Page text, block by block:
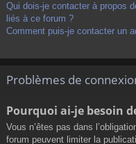
Qui dois-je contacter à propos
liés à ce forum ?
Comment puis-je contacter un
Problèmes de
Pourquoi ai-je besoin
Vous n’êtes pas dans
forum peuvent limiter la